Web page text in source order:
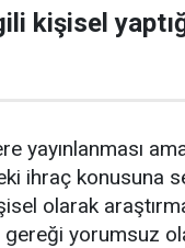
kişisel
yayınlanması
ihraç konusuna
olarak
gereği yorumsuz